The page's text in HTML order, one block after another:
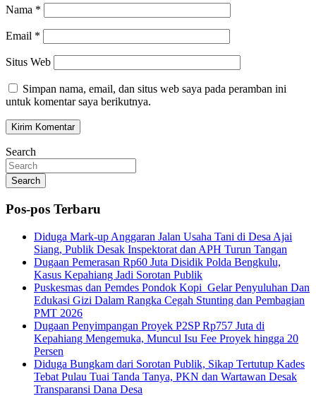
Nama *
Email *
Situs Web
Simpan nama, email, dan situs web saya pada peramban ini
untuk komentar saya berikutnya.
Search
Search
Pos-pos Terbaru
Diduga Mark-up Anggaran Jalan Usaha Tani di Desa Ajai
Siang, Publik Desak Inspektorat dan APH Turun Tangan
Dugaan Pemerasan Rp60 Juta Disidik Polda Bengkulu,
Kasus Kepahiang Jadi Sorotan Publik
Puskesmas dan Pemdes Pondok Kopi Gelar Penyuluhan Dan
Edukasi Gizi Dalam Rangka Cegah Stunting dan Pembagian
PMT 2026
Dugaan Penyimpangan Proyek P2SP Rp757 Juta di
Kepahiang Mengemuka, Muncul Isu Fee Proyek hingga 20
Persen
Diduga Bungkam dari Sorotan Publik, Sikap Tertutup Kades
Tebat Pulau Tuai Tanda Tanya, PKN dan Wartawan Desak
Transparansi Dana Desa